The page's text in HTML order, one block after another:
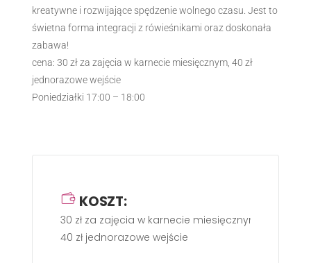
kreatywne i rozwijające spędzenie wolnego czasu. Jest to
świetna forma integracji z rówieśnikami oraz doskonała
zabawa!
cena: 30 zł za zajęcia w karnecie miesięcznym, 40 zł
jednorazowe wejście
Poniedziałki 17:00 – 18:00
KOSZT:
30 zł za zajęcia w karnecie miesięcznym,
40 zł jednorazowe wejście